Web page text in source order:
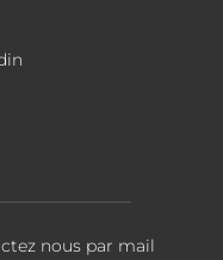
nous par mail